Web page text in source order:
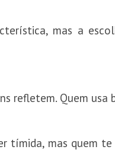
mas a
refletem. Quem
tímida, mas quem